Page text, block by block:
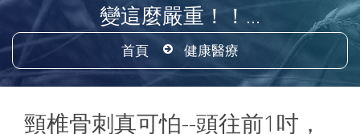
變這麼嚴重！！...
首頁 健康醫療
頸椎骨刺真可怕--頭往前1吋，